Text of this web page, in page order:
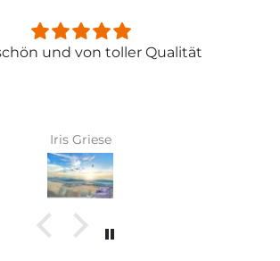
und von toller Qualität
Iris Griese